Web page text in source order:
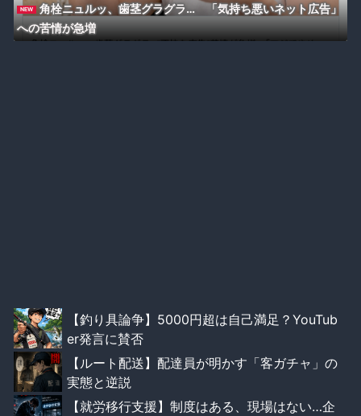
NEW
角栓ニュルッ、歯茎グラグラ… 「気持ち悪いネット広告」
への苦情が急増
【釣り具論争】5000円超は自己満足？YouTub
er発言に賛否
【ルート配送】配達員が明かす「客ガチャ」の
実態と逆説
【就労移行支援】制度はある、現場はない…企